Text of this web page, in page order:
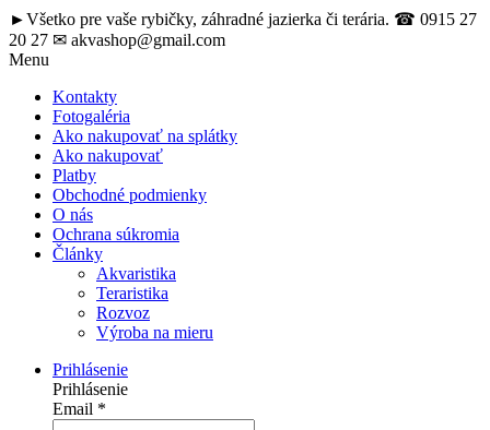
►Všetko pre vaše rybičky, záhradné jazierka či terária. ☎ 0915 27
20 27 ✉ akvashop@gmail.com
Menu
Kontakty
Fotogaléria
Ako nakupovať na splátky
Ako nakupovať
Platby
Obchodné podmienky
O nás
Ochrana súkromia
Články
Akvaristika
Teraristika
Rozvoz
Výroba na mieru
Prihlásenie
Prihlásenie
Email *